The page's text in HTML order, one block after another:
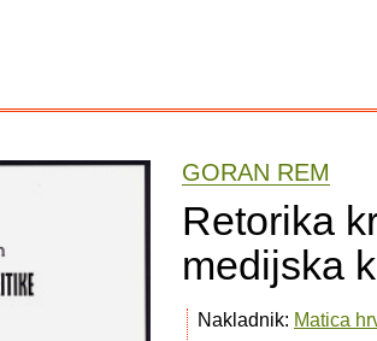
GORAN REM
Retorika
medijska
Nakladnik: Matica